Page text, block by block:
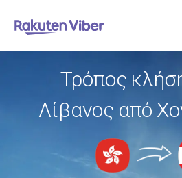
Τρόπος
Λίβανος από